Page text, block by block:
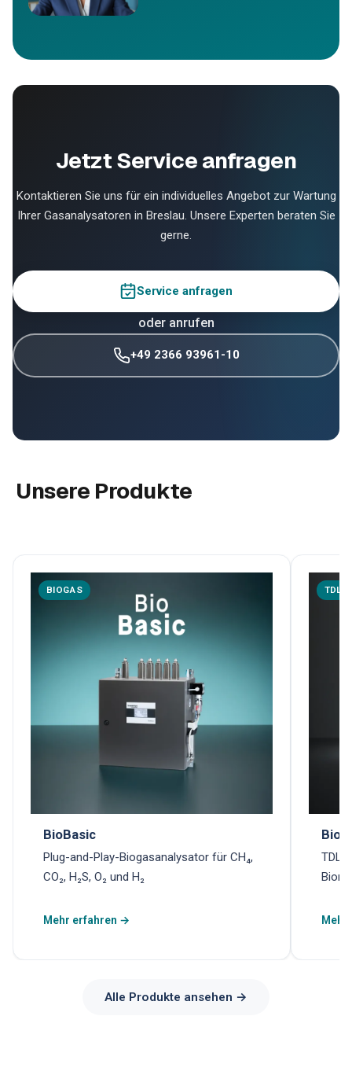
Jetzt Service anfragen
Kontaktieren Sie uns für ein individuelles Angebot zur Wartung
Ihrer Gasanalysatoren in Breslau. Unsere Experten beraten Sie
gerne.
Service anfragen
oder anrufen
+49 2366 93961-10
Unsere Produkte
BIOGAS
BioBasic
Plug-and-Play-Biogasanalysator für CH₄,
CO₂, H₂S, O₂ und H₂
Mehr erfahren →
Alle Produkte ansehen →